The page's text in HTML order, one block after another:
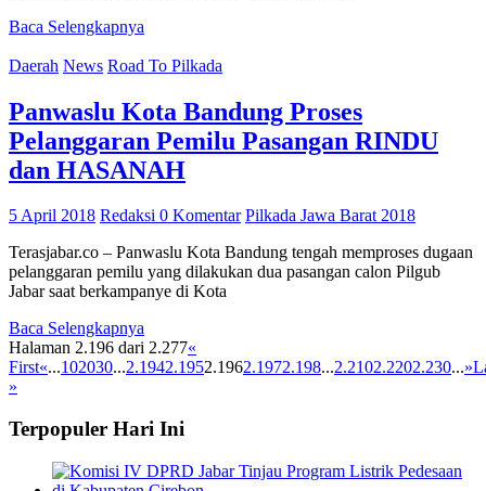
Baca Selengkapnya
Daerah News Road To Pilkada
Panwaslu Kota Bandung Proses
Pelanggaran Pemilu Pasangan RINDU
dan HASANAH
5 April 2018 Redaksi 0 Komentar Pilkada Jawa Barat 2018
Terasjabar.co – Panwaslu Kota Bandung tengah memproses dugaan
pelanggaran pemilu yang dilakukan dua pasangan calon Pilgub
Jabar saat berkampanye di Kota
Baca Selengkapnya
Halaman 2.196 dari 2.277«
First«...102030...2.1942.1952.1962.1972.198...2.2102.2202.230...»
»
Terpopuler Hari Ini